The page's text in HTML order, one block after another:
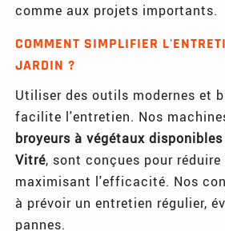
comme aux projets importants.
COMMENT SIMPLIFIER
JARDIN ?
Utiliser des outils modernes et
facilite l'entretien. Nos
broyeurs à végétaux
Vitré, sont conçues pour
maximisant l'efficacité. Nos
à prévoir un entretien régulier,
pannes.